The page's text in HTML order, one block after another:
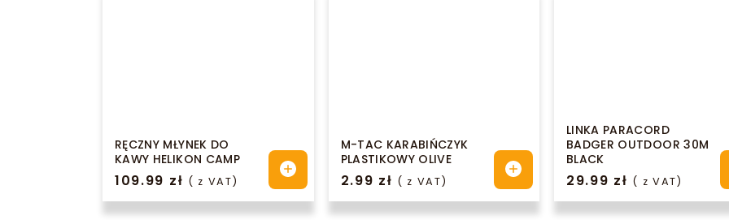
RĘCZNY MŁYNEK DO
KAWY HELIKON CAMP
109.99 zł ( z VAT)
M-TAC KARABIŃCZYK
PLASTIKOWY OLIVE
2.99 zł ( z VAT)
LINKA PARACORD
BADGER OUTDOOR 30M
BLACK
29.99 zł ( z VAT)